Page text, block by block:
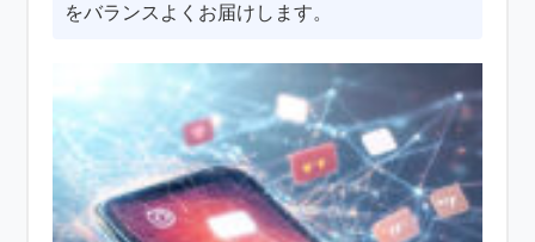
をバランスよくお届けします。